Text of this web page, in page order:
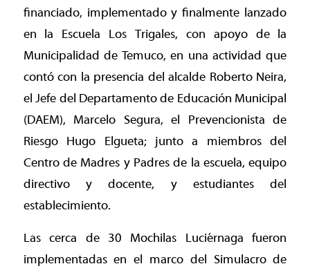
financiado, implementado y finalmente lanzado
en la Escuela Los Trigales, con apoyo de la
Municipalidad de Temuco, en una actividad que
contó con la presencia del alcalde Roberto Neira,
el Jefe del Departamento de Educación Municipal
(DAEM), Marcelo Segura, el Prevencionista de
Riesgo Hugo Elgueta; junto a miembros del
Centro de Madres y Padres de la escuela, equipo
directivo y docente, y estudiantes del
establecimiento.
Las cerca de 30 Mochilas Luciérnaga fueron
implementadas en el marco del Simulacro de